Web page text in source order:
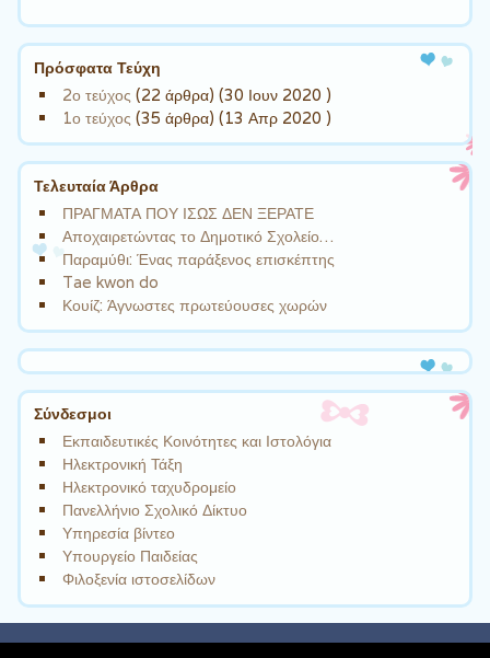
Πρόσφατα Τεύχη
2ο τεύχος (22 άρθρα) (30 Ιουν 2020 )
1ο τεύχος (35 άρθρα) (13 Απρ 2020 )
Τελευταία Άρθρα
ΠΡΑΓΜΑΤΑ ΠΟΥ ΙΣΩΣ ΔΕΝ ΞΕΡΑΤΕ
Αποχαιρετώντας το Δημοτικό Σχολείο…
Παραμύθι: Ένας παράξενος επισκέπτης
Tae kwon do
Κουίζ: Άγνωστες πρωτεύουσες χωρών
Σύνδεσμοι
Εκπαιδευτικές Κοινότητες και Ιστολόγια
Ηλεκτρονική Τάξη
Ηλεκτρονικό ταχυδρομείο
Πανελλήνιο Σχολικό Δίκτυο
Υπηρεσία βίντεο
Υπουργείο Παιδείας
Φιλοξενία ιστοσελίδων